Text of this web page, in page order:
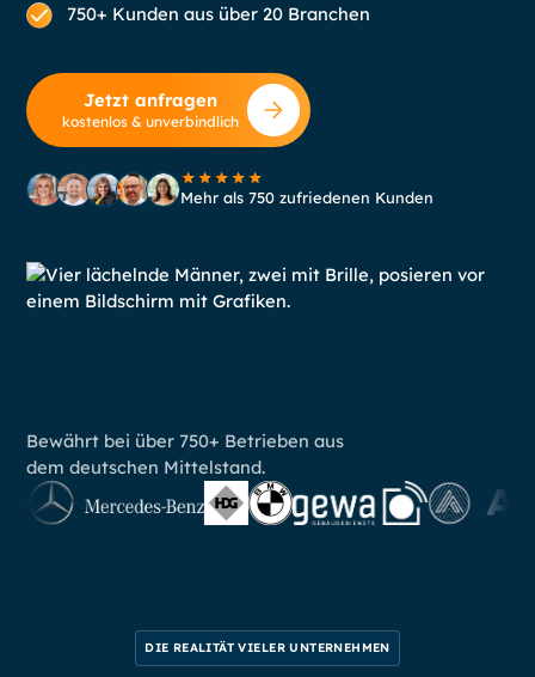
750+ Kunden aus über 20 Branchen
Jetzt anfragen
kostenlos & unverbindlich
Mehr als 750 zufriedenen Kunden
Bewährt bei über 750+ Betrieben aus
dem deutschen Mittelstand.
DIE REALITÄT VIELER UNTERNEHMEN